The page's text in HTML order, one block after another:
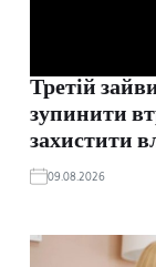
Третій
зупинити
захистити
09.08.2026